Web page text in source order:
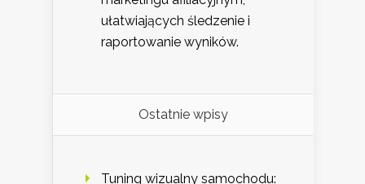
ułatwiających śledzenie i
raportowanie wyników.
Ostatnie wpisy
Tuning wizualny samochodu: